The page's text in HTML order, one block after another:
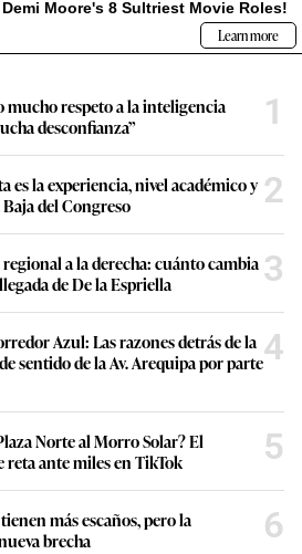
mucho respeto a la inteligencia
desconfianza”
1
es la experiencia, nivel académico y
del Congreso
2
a la derecha: cuánto cambia
de De la Espriella
3
Azul: Las razones detrás de la
sentido de la Av. Arequipa por parte4
Norte al Morro Solar? El
reta ante miles en TikTok
5
más escaños, pero la
brecha
6